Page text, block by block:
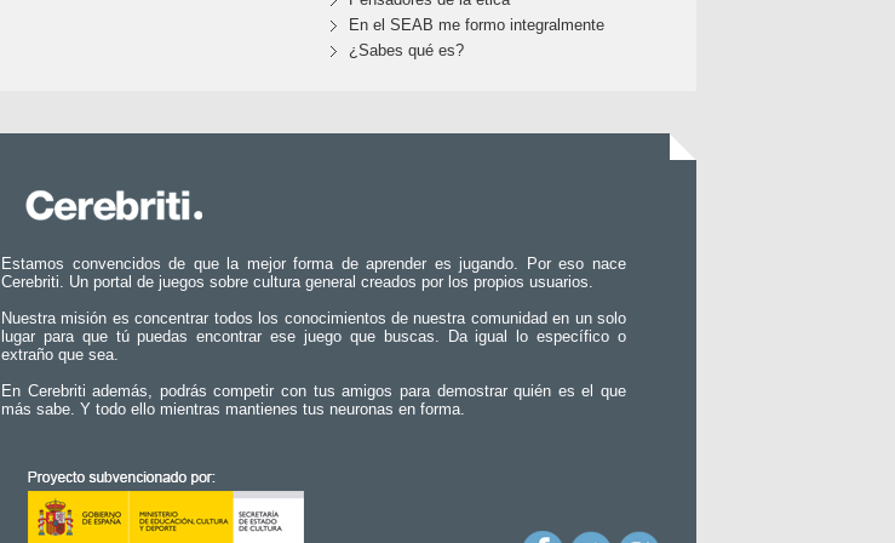
En el SEAB me formo integralmente
¿Sabes qué es?
Estamos convencidos de que la mejor forma de aprender es jugando. Por eso nace
Cerebriti. Un portal de juegos sobre cultura general creados por los propios usuarios.
Nuestra misión es concentrar todos los conocimientos de nuestra comunidad en un solo
lugar para que tú puedas encontrar ese juego que buscas. Da igual lo específico o
extraño que sea.
En Cerebriti además, podrás competir con tus amigos para demostrar quién es el que
más sabe. Y todo ello mientras mantienes tus neuronas en forma.